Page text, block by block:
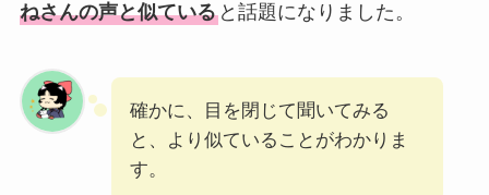
ねさんの声と似ていると話題になりました。
確かに、目を閉じて聞いてみる
と、より似ていることがわかりま
す。